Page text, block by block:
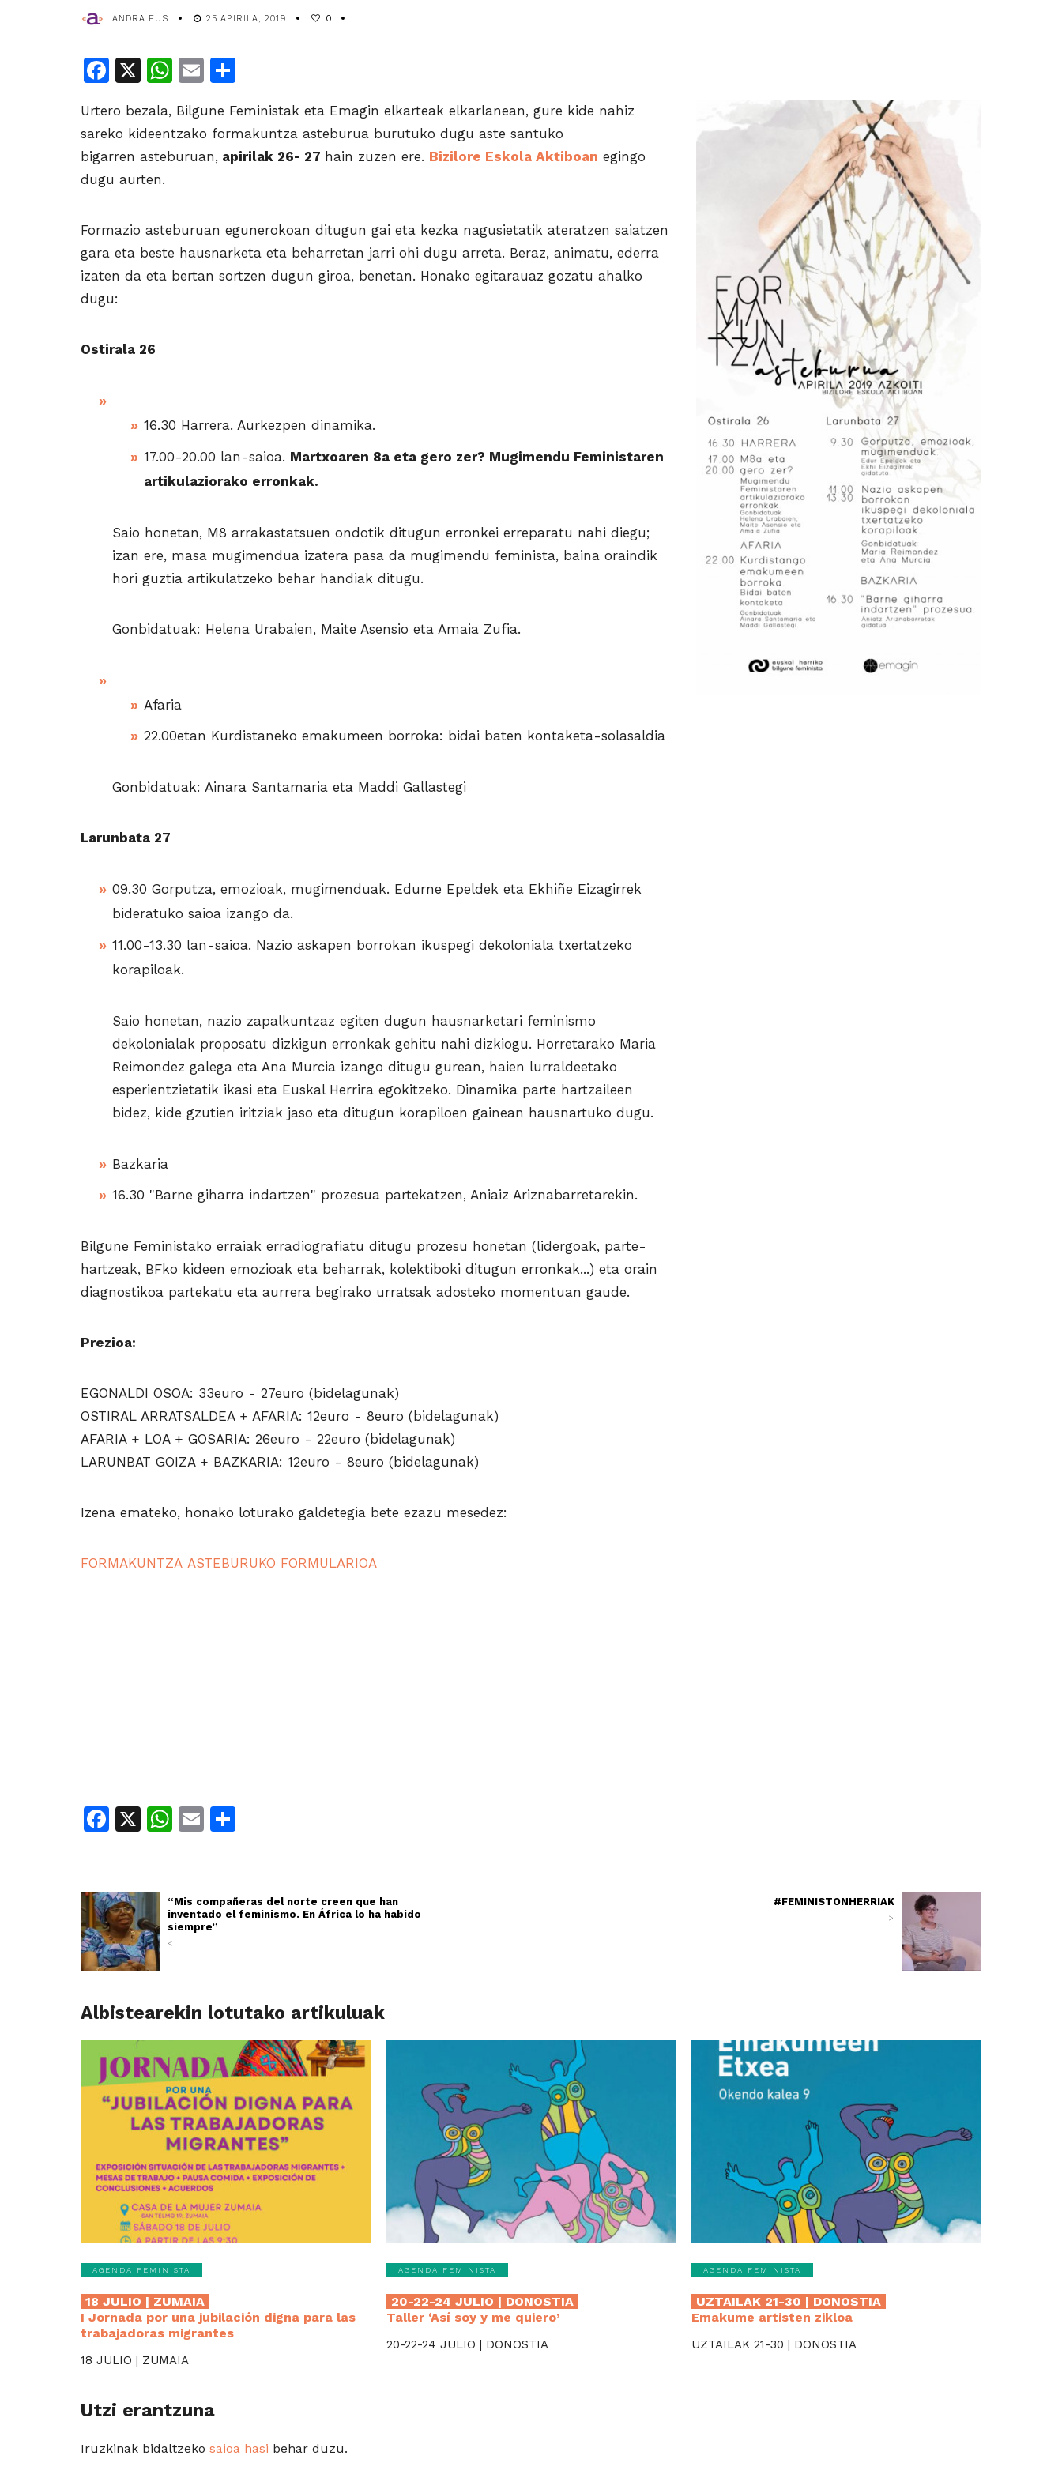
ANDRA.EUS 25 APIRILA, 2019 0
Facebook
X WhatsApp
Email
Urtero bezala, Bilgune Feministak eta Emagin elkarteak elkarlanean, gure kide nahiz
sareko kideentzako formakuntza asteburua burutuko dugu aste santuko
bigarren asteburuan, apirilak 26- 27 hain zuzen ere. Bizilore Eskola Aktiboan egingo
dugu aurten.
Formazio asteburuan egunerokoan ditugun gai eta kezka nagusietatik ateratzen saiatzen
gara eta beste hausnarketa eta beharretan jarri ohi dugu arreta. Beraz, animatu, ederra
izaten da eta bertan sortzen dugun giroa, benetan. Honako egitarauaz gozatu ahalko
dugu:
Ostirala 26
16.30 Harrera. Aurkezpen dinamika.
17.00-20.00 lan-saioa. Martxoaren 8a eta gero zer? Mugimendu Feministaren
artikulaziorako erronkak.
Saio honetan, M8 arrakastatsuen ondotik ditugun erronkei erreparatu nahi diegu;
izan ere, masa mugimendua izatera pasa da mugimendu feminista, baina oraindik
hori guztia artikulatzeko behar handiak ditugu.
Gonbidatuak: Helena Urabaien, Maite Asensio eta Amaia Zufia.
Afaria
22.00etan Kurdistaneko emakumeen borroka: bidai baten kontaketa-solasaldia
Gonbidatuak: Ainara Santamaria eta Maddi Gallastegi
Larunbata 27
09.30 Gorputza, emozioak, mugimenduak. Edurne Epeldek eta Ekhiñe Eizagirrek
bideratuko saioa izango da.
11.00-13.30 lan-saioa. Nazio askapen borrokan ikuspegi dekoloniala txertatzeko
korapiloak.
Saio honetan, nazio zapalkuntzaz egiten dugun hausnarketari feminismo
dekolonialak proposatu dizkigun erronkak gehitu nahi dizkiogu. Horretarako Maria
Reimondez galega eta Ana Murcia izango ditugu gurean, haien lurraldeetako
esperientzietatik ikasi eta Euskal Herrira egokitzeko. Dinamika parte hartzaileen
bidez, kide gzutien iritziak jaso eta ditugun korapiloen gainean hausnartuko dugu.
Bazkaria
16.30 "Barne giharra indartzen" prozesua partekatzen, Aniaiz Ariznabarretarekin.
Bilgune Feministako erraiak erradiografiatu ditugu prozesu honetan (lidergoak, parte-
hartzeak, BFko kideen emozioak eta beharrak, kolektiboki ditugun erronkak...) eta orain
diagnostikoa partekatu eta aurrera begirako urratsak adosteko momentuan gaude.
Prezioa:
EGONALDI OSOA: 33euro - 27euro (bidelagunak)
OSTIRAL ARRATSALDEA + AFARIA: 12euro - 8euro (bidelagunak)
AFARIA + LOA + GOSARIA: 26euro - 22euro (bidelagunak)
LARUNBAT GOIZA + BAZKARIA: 12euro - 8euro (bidelagunak)
Izena emateko, honako loturako galdetegia bete ezazu mesedez:
FORMAKUNTZA ASTEBURUKO FORMULARIOA
Facebook
X WhatsApp
Email
“Mis compañeras del norte creen que han
inventado el feminismo. En África lo ha habido
siempre”
<
#FEMINISTONHERRIAK
>
Albistearekin lotutako artikuluak
AGENDA FEMINISTA
18 JULIO | ZUMAIA
I Jornada por una jubilación digna para las
trabajadoras migrantes
18 JULIO | ZUMAIA
AGENDA FEMINISTA
20-22-24 JULIO | DONOSTIA
Taller ‘Así soy y me quiero’
20-22-24 JULIO | DONOSTIA
AGENDA FEMINISTA
UZTAILAK 21-30 | DONOSTIA
Emakume artisten zikloa
UZTAILAK 21-30 | DONOSTIA
Utzi erantzuna
Iruzkinak bidaltzeko saioa hasi behar duzu.